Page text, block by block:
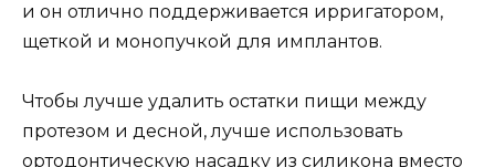
и он отлично поддерживается ирригатором,
щеткой и монопучкой для имплантов.
Чтобы лучше удалить остатки пищи между
протезом и десной, лучше использовать
ортодонтическую насадку из силикона вместо